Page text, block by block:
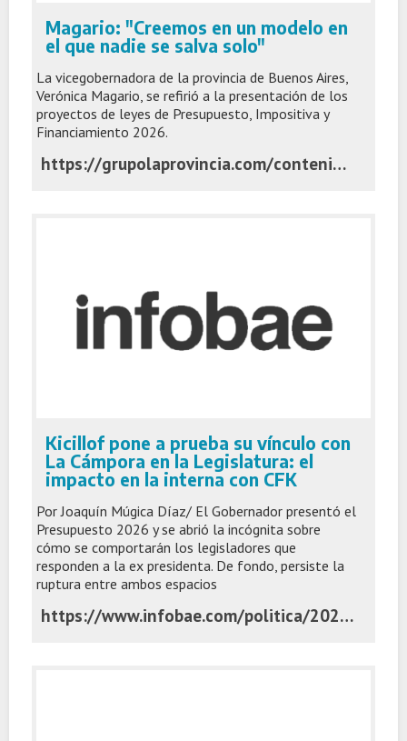
Magario: "Creemos en un modelo en
el que nadie se salva solo"
La vicegobernadora de la provincia de Buenos Aires,
Verónica Magario, se refirió a la presentación de los
proyectos de leyes de Presupuesto, Impositiva y
Financiamiento 2026.
https://grupolaprovincia.com/contenido/591712/magario-creemos-en-un-modelo-en-el-que-nadie-se-salva-solo
Kicillof pone a prueba su vínculo con
La Cámpora en la Legislatura: el
impacto en la interna con CFK
Por Joaquín Múgica Díaz/ El Gobernador presentó el
Presupuesto 2026 y se abrió la incógnita sobre
cómo se comportarán los legisladores que
responden a la ex presidenta. De fondo, persiste la
ruptura entre ambos espacios
https://www.infobae.com/politica/2025/11/04/kicillof-pone-a-prueba-su-vinculo-con-la-campora-en-la-legislatura-el-impacto-en-la-interna-con-cfk/